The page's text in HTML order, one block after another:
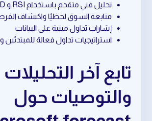
تحليل فني متقدم باستخدام RSI و MACD
متابعة السوق لحظيًا واكتشاف
إشارات تداول مبنية على البيانات
استراتيجيات تداول فعالة للمبتدئين
تابع آخر التحليلات
والتوصيات حول